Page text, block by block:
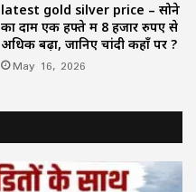
latest gold silver price – सोने
का दाम एक हफ्ते में 8 हजार रुपए से
अधिक बढ़ा, जानिए चांदी कहाँ पर ?
May 16, 2026